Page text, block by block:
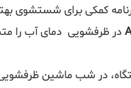
کمکی برای شستشوی
در ظرفشویی دمای آب را
در شب ماشین